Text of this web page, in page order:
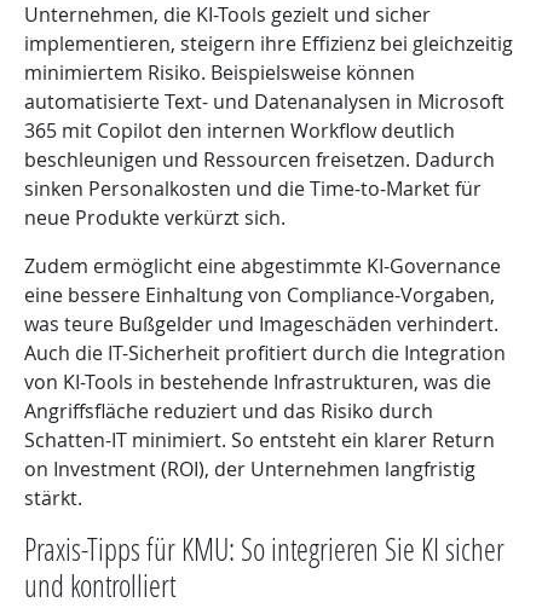
Unternehmen, die KI-Tools gezielt und sicher
implementieren, steigern ihre Effizienz bei gleichzeitig
minimiertem Risiko. Beispielsweise können
automatisierte Text- und Datenanalysen in Microsoft
365 mit Copilot den internen Workflow deutlich
beschleunigen und Ressourcen freisetzen. Dadurch
sinken Personalkosten und die Time-to-Market für
neue Produkte verkürzt sich.
Zudem ermöglicht eine abgestimmte KI-Governance
eine bessere Einhaltung von Compliance-Vorgaben,
was teure Bußgelder und Imageschäden verhindert.
Auch die IT-Sicherheit profitiert durch die Integration
von KI-Tools in bestehende Infrastrukturen, was die
Angriffsfläche reduziert und das Risiko durch
Schatten-IT minimiert. So entsteht ein klarer Return
on Investment (ROI), der Unternehmen langfristig
stärkt.
Praxis-Tipps für KMU: So integrieren Sie KI sicher
und kontrolliert